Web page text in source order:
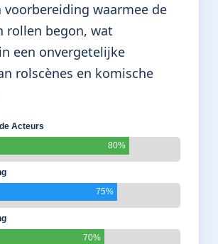
voorbereiding waarmee de
rollen begon, wat
een onvergetelijke
rolscènes en komische
Acteurs
80%
75%
70%